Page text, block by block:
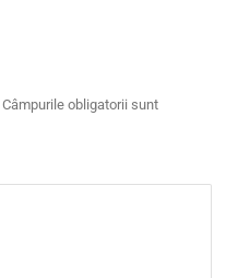
Câmpurile obligatorii sunt